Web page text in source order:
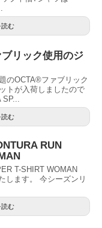
む
リック使用のジ
のOCTA®ファブリック
トが入荷しましたので
む
RUN
T-SHIRT WOMAN
します。 今シーズンリ
む